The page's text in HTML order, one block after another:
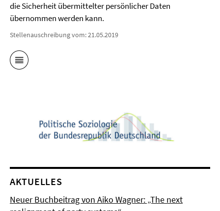
die Sicherheit übermittelter persönlicher Daten
übernommen werden kann.
Stellenauschreibung vom: 21.05.2019
AKTUELLES
Neuer Buchbeitrag von Aiko Wagner: „The next